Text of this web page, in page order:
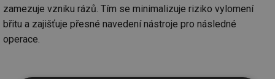
zamezuje vzniku rázů. Tím se minimalizuje riziko vylomení
břitu a zajišťuje přesné navedení nástroje pro následné
operace.